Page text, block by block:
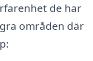
de har
områden där